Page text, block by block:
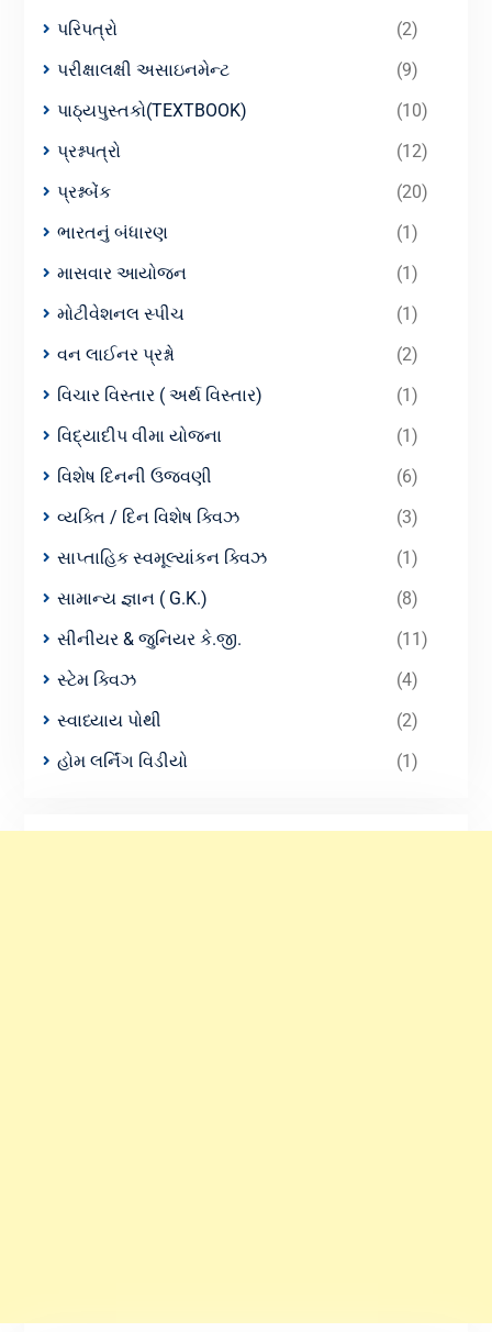
પરિપત્રો
(2)
પરીક્ષાલક્ષી અસાઇનમેન્ટ
(9)
પાઠ્યપુસ્તકો(TEXTBOOK)
(10)
પ્રશ્નપત્રો
(12)
પ્રશ્નબેંક
(20)
ભારતનું બંધારણ
(1)
માસવાર આયોજન
(1)
મોટીવેશનલ સ્પીચ
(1)
વન લાઈનર પ્રશ્નો
(2)
વિચાર વિસ્તાર ( અર્થ વિસ્તાર)
(1)
વિદ્યાદીપ વીમા યોજના
(1)
વિશેષ દિનની ઉજવણી
(6)
વ્યક્તિ / દિન વિશેષ ક્વિઝ
(3)
સાપ્તાહિક સ્વમૂલ્યાંકન ક્વિઝ
(1)
સામાન્ય જ્ઞાન ( G.K.)
(8)
સીનીયર & જુનિયર કે.જી.
(11)
સ્ટેમ ક્વિઝ
(4)
સ્વાધ્યાય પોથી
(2)
હોમ લર્નિંગ વિડીયો
(1)